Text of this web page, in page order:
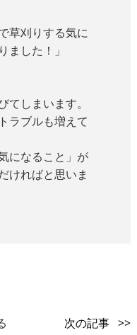
草刈りする気に
ました！」
しまいます。
ラブルも増えて
になること」が
ければと思いま
次の記事 >>